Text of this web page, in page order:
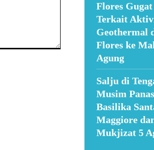
Flores
Terkait
Geothermal
Flores ke
Agung
Salju di
Musim
Basilika
Maggiore
Mukjizat 5